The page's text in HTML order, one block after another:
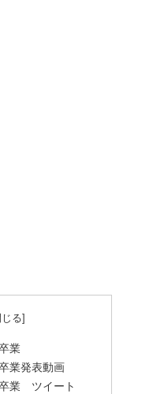
業
業発表動画
業 ツイート